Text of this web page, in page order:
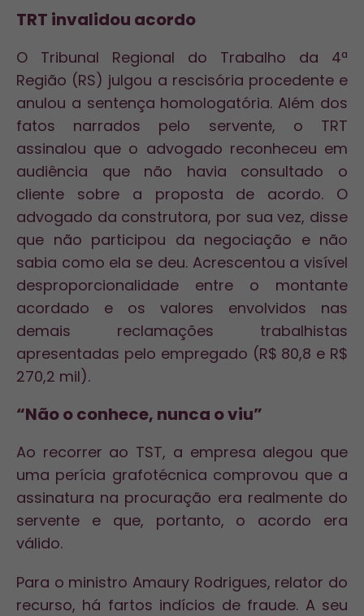
TRT invalidou acordo
O Tribunal Regional do Trabalho da 4ª
Região (RS) julgou a rescisória procedente e
anulou a sentença homologatória. Além dos
fatos narrados pelo servente, o TRT
assinalou que o advogado reconheceu em
audiência que não havia consultado o
cliente sobre a proposta de acordo. O
advogado da construtora, por sua vez, disse
que não participou da negociação e não
sabia como ela se deu. Acrescentou a visível
desproporcionalidade entre o montante
acordado e os valores envolvidos nas
demais reclamações trabalhistas
apresentadas pelo empregado (R$ 80,8 e R$
270,2 mil).
“Não o conhece, nunca o viu”
Ao recorrer ao TST, a empresa alegou que
uma perícia grafotécnica comprovou que a
assinatura na procuração era realmente do
servente e que, portanto, o acordo era
válido.
Para o ministro Amaury Rodrigues, relator do
recurso, há fartos indícios de fraude. A seu